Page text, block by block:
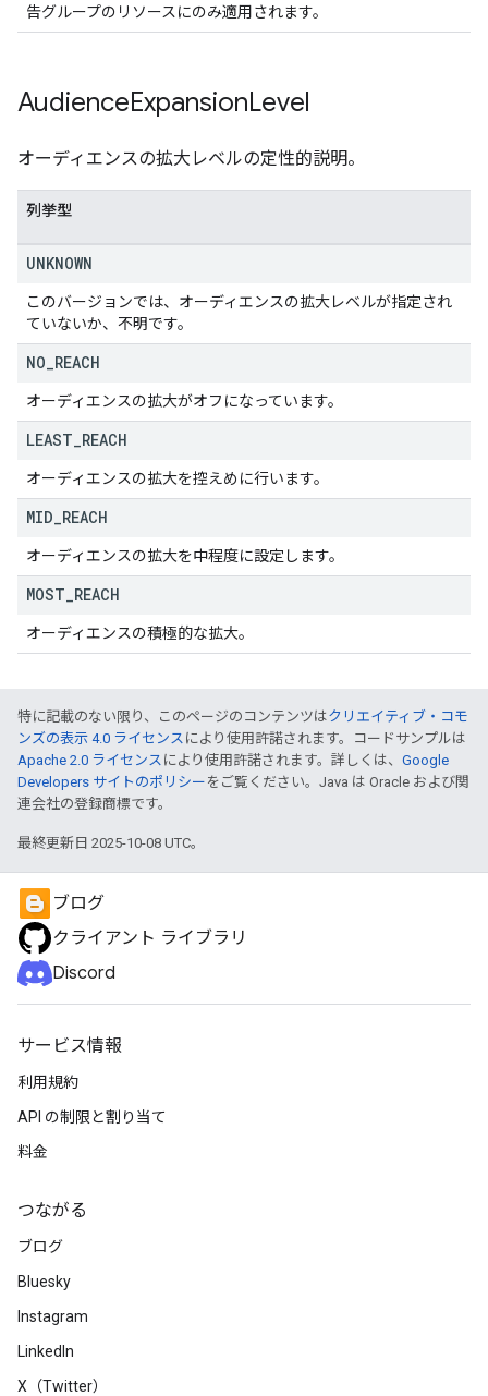
告グループのリソースにのみ適用されます。
AudienceExpansionLevel
オーディエンスの拡大レベルの定性的説明。
列挙型
UNKNOWN
このバージョンでは、オーディエンスの拡大レベルが指定され
ていないか、不明です。
NO REACH
オーディエンスの拡大がオフになっています。
LEAST REACH
オーディエンスの拡大を控えめに行います。
MID REACH
オーディエンスの拡大を中程度に設定します。
MOST REACH
オーディエンスの積極的な拡大。
特に記載のない限り、このページのコンテンツはクリエイティブ・コモ
ンズの表示 4.0 ライセンス により使用許諾されます。コードサンプルは
Apache 2.0 ライセンス により使用許諾されます。詳しくは、 Google
Developers サイトのポリシー をご覧ください。Java は Oracle および関
連会社の登録商標です。
最終更新日 2025-10-08 UTC。
ブログ
クライアント ライブラリ
Discord
サービス情報
利用規約
API の制限と割り当て
料金
つながる
ブログ
Bluesky
Instagram
LinkedIn
X（Twitter）